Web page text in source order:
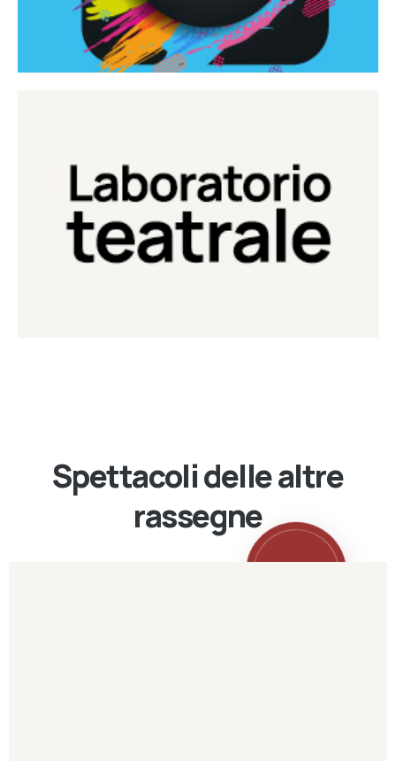
Laboratorio Teatrale
Laboratorio di teatro del Teatro Eduardo de Filippo
Continua
Spettacoli delle altre
rassegne